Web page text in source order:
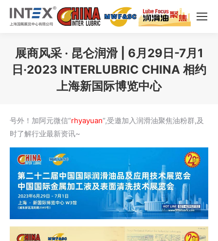
展商风采 · ​昆仑润滑 | 6月29日-7月1
日·2023 INTERLUBRIC CHINA 相约
上海新国际博览中心
号外！加阿元微信“rhyayuan”,受邀加入润滑油聚焦油粉群,及
时了解行业最新资讯~